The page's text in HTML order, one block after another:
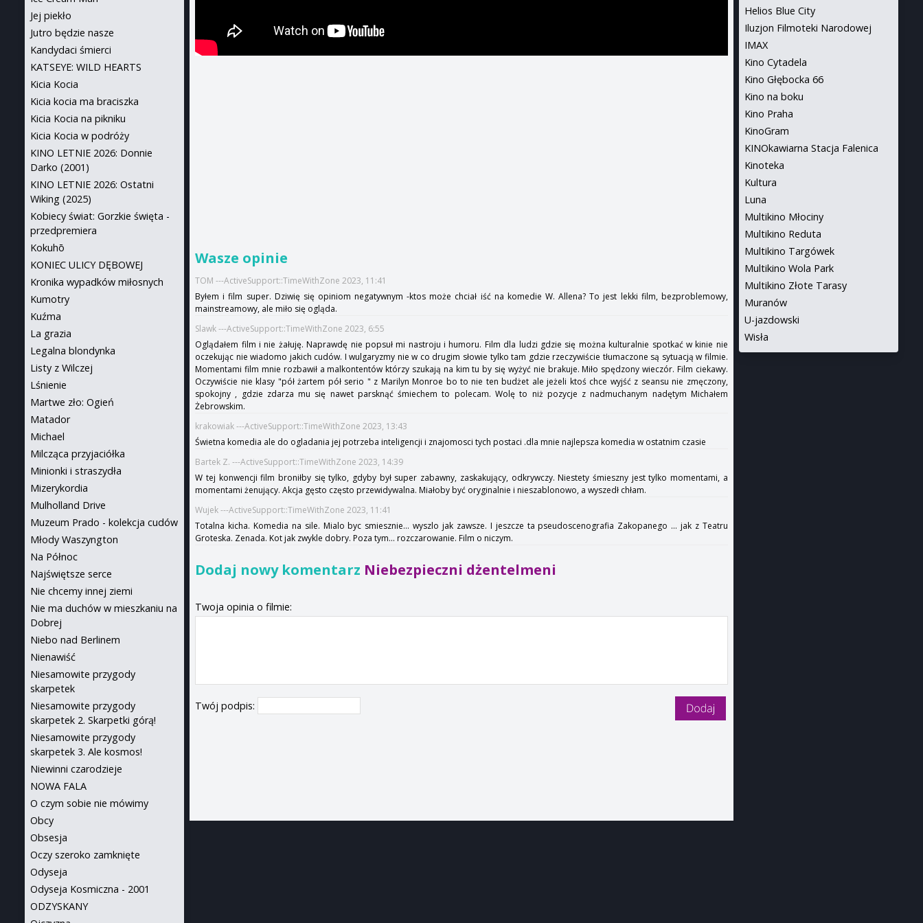
Wasze opinie
TOM ---ActiveSupport::TimeWithZone 2023, 11:41
Byłem i film super. Dziwię się opiniom negatywnym -ktos może chciał iść na komedie W. Allena? To jest lekki film, bezproblemowy,
mainstreamowy, ale miło się ogląda.
Slawk ---ActiveSupport::TimeWithZone 2023, 6:55
Oglądałem film i nie żałuję. Naprawdę nie popsuł mi nastroju i humoru. Film dla ludzi gdzie się można kulturalnie spotkać w kinie nie
oczekując nie wiadomo jakich cudów. I wulgaryzmy nie w co drugim słowie tylko tam gdzie rzeczywiście tłumaczone są sytuacją w filmie.
Momentami film mnie rozbawił a malkontentów którzy szukają na kim tu by się wyżyć nie brakuje. Miło spędzony wieczór. Film ciekawy.
Oczywiście nie klasy "pół żartem pół serio " z Marilyn Monroe bo to nie ten budżet ale jeżeli ktoś chce wyjść z seansu nie zmęczony,
spokojny , gdzie zdarza mu się nawet parsknąć śmiechem to polecam. Wolę to niż pozycje z nadmuchanym nadętym Michałem
Żebrowskim.
krakowiak ---ActiveSupport::TimeWithZone 2023, 13:43
Świetna komedia ale do ogladania jej potrzeba inteligencji i znajomosci tych postaci .dla mnie najlepsza komedia w ostatnim czasie
Bartek Z. ---ActiveSupport::TimeWithZone 2023, 14:39
W tej konwencji film broniłby się tylko, gdyby był super zabawny, zaskakujący, odkrywczy. Niestety śmieszny jest tylko momentami, a
momentami żenujący. Akcja gęsto często przewidywalna. Miałoby być oryginalnie i nieszablonowo, a wyszedł chłam.
Wujek ---ActiveSupport::TimeWithZone 2023, 11:41
Totalna kicha. Komedia na sile. Mialo byc smiesznie... wyszlo jak zawsze. I jeszcze ta pseudoscenografia Zakopanego ... jak z Teatru
Groteska. Zenada. Kot jak zwykle dobry. Poza tym... rozczarowanie. Film o niczym.
Dodaj nowy komentarz Niebezpieczni dżentelmeni
Twoja opinia o filmie:
Twój podpis:
Helios Blue City
Iluzjon Filmoteki Narodowej
IMAX
Kino Cytadela
Kino Głębocka 66
Kino na boku
Kino Praha
KinoGram
KINOkawiarna Stacja Falenica
Kinoteka
Kultura
Luna
Multikino Młociny
Multikino Reduta
Multikino Targówek
Multikino Wola Park
Multikino Złote Tarasy
Muranów
U-jazdowski
Wisła
Jej piekło
Jutro będzie nasze
Kandydaci śmierci
KATSEYE: WILD HEARTS
Kicia Kocia
Kicia kocia ma braciszka
Kicia Kocia na pikniku
Kicia Kocia w podróży
KINO LETNIE 2026: Donnie
Darko (2001)
KINO LETNIE 2026: Ostatni
Wiking (2025)
Kobiecy świat: Gorzkie święta -
przedpremiera
Kokuhō
KONIEC ULICY DĘBOWEJ
Kronika wypadków miłosnych
Kumotry
Kuźma
La grazia
Legalna blondynka
Listy z Wilczej
Lśnienie
Martwe zło: Ogień
Matador
Michael
Milcząca przyjaciółka
Minionki i straszydła
Mizerykordia
Mulholland Drive
Muzeum Prado - kolekcja cudów
Młody Waszyngton
Na Północ
Najświętsze serce
Nie chcemy innej ziemi
Nie ma duchów w mieszkaniu na
Dobrej
Niebo nad Berlinem
Nienawiść
Niesamowite przygody
skarpetek
Niesamowite przygody
skarpetek 2. Skarpetki górą!
Niesamowite przygody
skarpetek 3. Ale kosmos!
Niewinni czarodzieje
NOWA FALA
O czym sobie nie mówimy
Obcy
Obsesja
Oczy szeroko zamknięte
Odyseja
Odyseja Kosmiczna - 2001
ODZYSKANY